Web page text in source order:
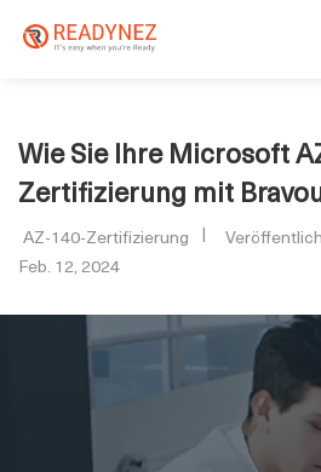
Wie Sie Ihre Microsoft
Zertifizierung mit
AZ-140-Zertifizierung
Feb. 12, 2024